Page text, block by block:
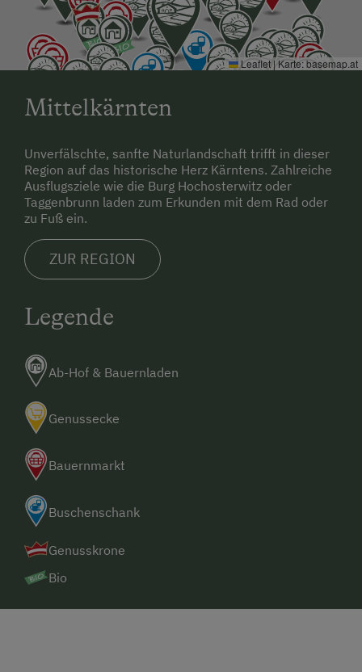
Leaflet | Karte:basemap.at
Mittelkärnten
Unverfälschte, sanfte Naturlandschaft trifft in dieser
Region auf das historische Herz Kärntens. Zahlreiche
Ausflugsziele wie die Burg Hochosterwitz oder
Taggenbrunn laden zum Erkunden mit dem Rad oder
zu Fuß ein.
ZUR REGION
Legende
Ab-Hof & Bauernladen
Genussecke
Bauernmarkt
Buschenschank
Genusskrone
Bio